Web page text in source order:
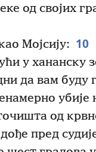
од својих
Мојсију: 10
у хананску
да вам
убије
од
пред